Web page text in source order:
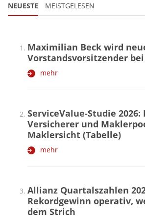
NEUESTE MEISTGELESEN
Maximilian Beck wird
Vorstandsvorsitzender
mehr
ServiceValue-Studie
Versicherer und
Maklersicht (Tabelle)
mehr
Allianz Quartalszahlen
Rekordgewinn operativ,
dem Strich